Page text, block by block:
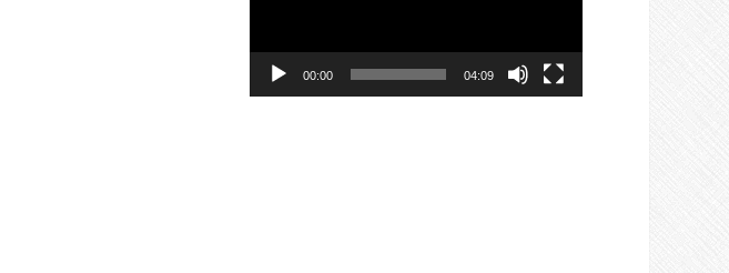
00:00 04:09